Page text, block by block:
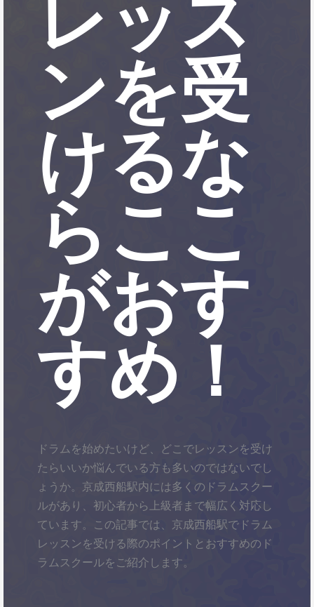
レッス
ンを受
けるな
らここ
がおす
すめ！
ドラムを始めたいけど、どこでレッスンを受け
たらいいか悩んでいる方も多いのではないでし
ょうか。京成西船駅内には多くのドラムスクー
ルがあり、初心者から上級者まで幅広く対応し
ています。この記事では、京成西船駅でドラム
レッスンを受ける際のポイントとおすすめのド
ラムスクールをご紹介します。